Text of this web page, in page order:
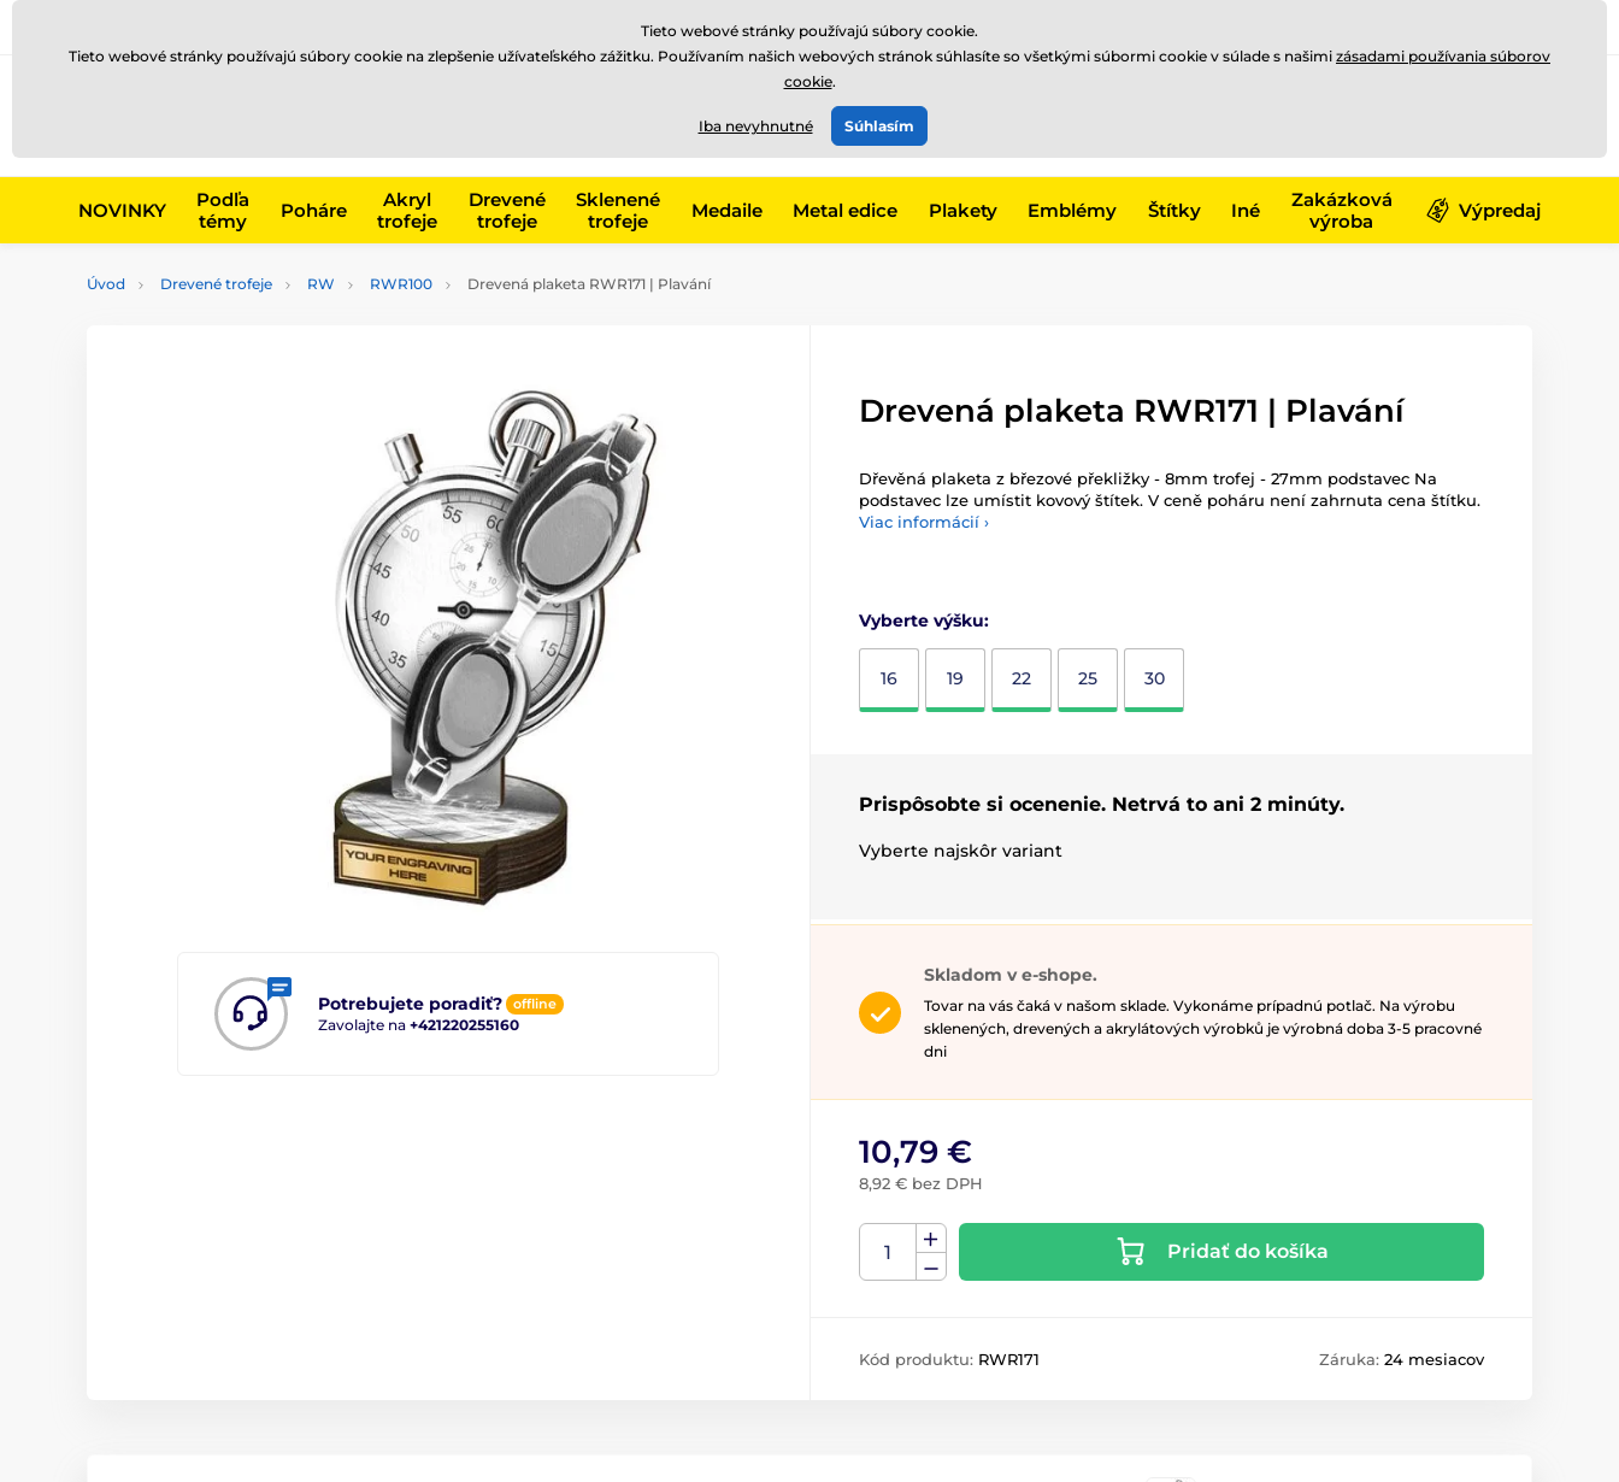
EUR
+421220255160
NOVINKY
Podľa
témy
Poháre
Akryl
trofeje
Drevené
trofeje
Sklenené
trofeje
Medaile Metal edice Plakety Emblémy Štítky Iné
Zakázková
výroba
Výpredaj
Úvod Drevené trofeje RW RWR100 Drevená plaketa RWR171 | Plavání
Potrebujete poradiť? offline
Zavolajte na +421220255160
Drevená plaketa RWR171 | Plavání
Dřevěná plaketa z březové překližky - 8mm trofej - 27mm podstavec Na
podstavec lze umístit kovový štítek. V ceně poháru není zahrnuta cena štítku.
Viac informácií ›
Vyberte výšku:
16 19 22 25 30
Prispôsobte si ocenenie. Netrvá to ani 2 minúty.
Vyberte najskôr variant
Skladom v e-shope.
Tovar na vás čaká v našom sklade. Vykonáme prípadnú potlač. Na výrobu
sklenených, drevených a akrylátových výrobků je výrobná doba 3-5 pracovné
dni
10,79 €
8,92 € bez DPH
Pridať do košíka
Kód produktu: RWR171 Záruka: 24 mesiacov
Tieto webové stránky používajú súbory cookie.
Tieto webové stránky používajú súbory cookie na zlepšenie užívateľského zážitku. Používaním našich webových stránok súhlasíte so všetkými súbormi cookie v súlade s našimi zásadami používania súborov
cookie.
Iba nevyhnutné Súhlasím